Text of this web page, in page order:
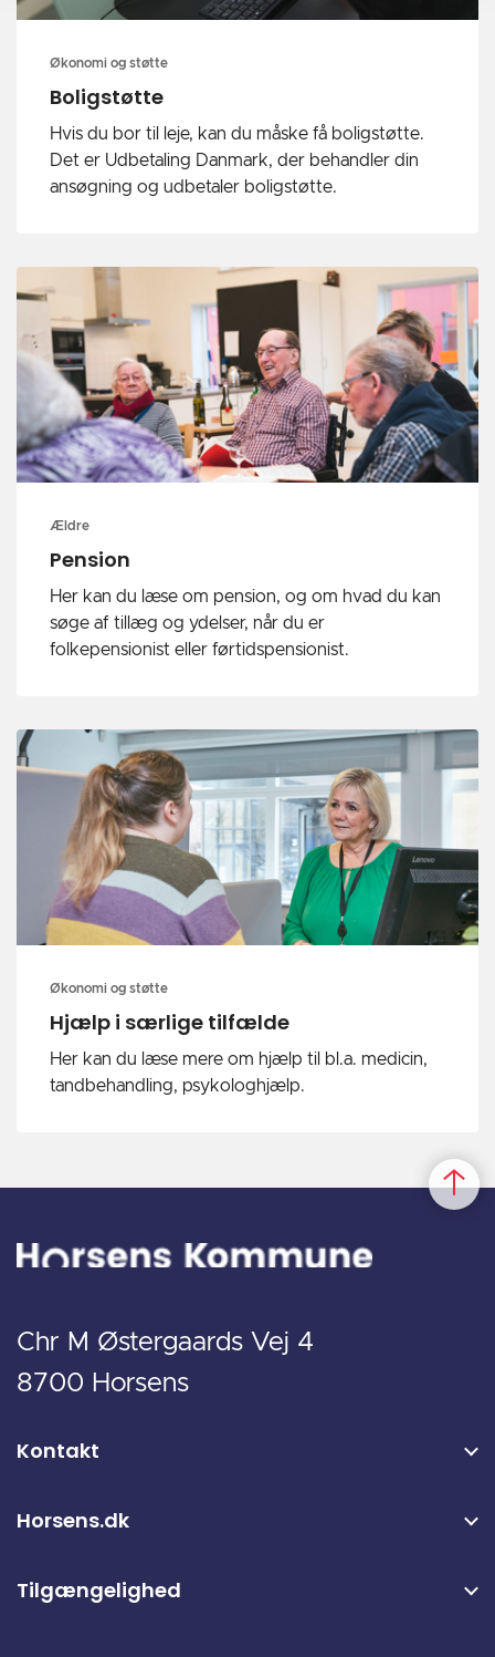
Økonomi og støtte
Boligstøtte
Hvis du bor til leje, kan du måske få boligstøtte.
Det er Udbetaling Danmark, der behandler din
ansøgning og udbetaler boligstøtte.
Ældre
Pension
Her kan du læse om pension, og om hvad du kan
søge af tillæg og ydelser, når du er
folkepensionist eller førtidspensionist.
Økonomi og støtte
Hjælp i særlige tilfælde
Her kan du læse mere om hjælp til bl.a. medicin,
tandbehandling, psykologhjælp.
Chr M Østergaards Vej 4
8700 Horsens
Kontakt
Horsens.dk
Tilgængelighed